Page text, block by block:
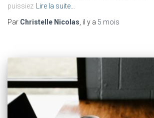
puissiez Lire la suite…
Par Christelle Nicolas, il y a 5 mois